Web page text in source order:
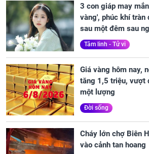
3 con giáp may
vàng', phúc khí tràn
sau một đêm sau
Tâm linh - Tử vi
Giá vàng hôm nay,
tăng 1,5 triệu, vượt
một lượng
Đời sống
Cháy lớn chợ Biên
vào cảnh tan hoang